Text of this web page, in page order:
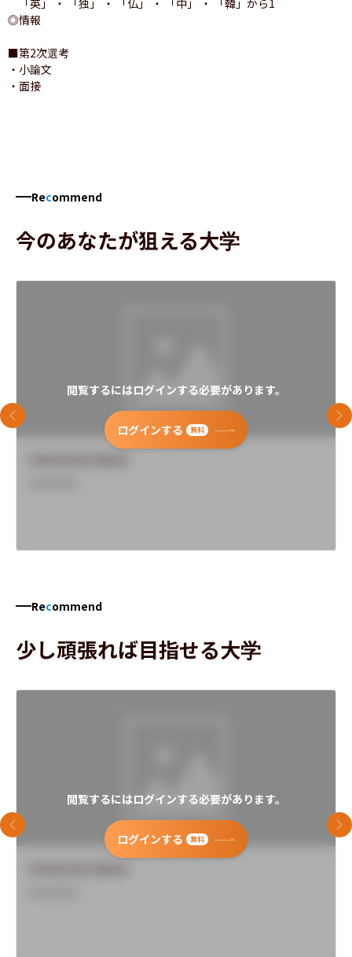
◎情報
■第2次選考
・小論文
・面接
Recommend
今のあなたが狙える大学
閲覧するにはログインする必要があります。
ログインする 無料
前のスライド 次
Recommend
少し頑張れば目指せる大学
閲覧するにはログインする必要があります。
ログインする 無料
前のスライド 次